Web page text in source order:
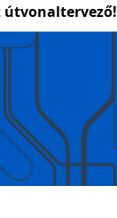
útvonaltervező!